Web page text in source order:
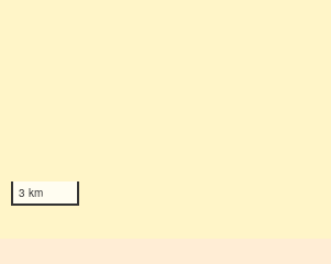
3 km